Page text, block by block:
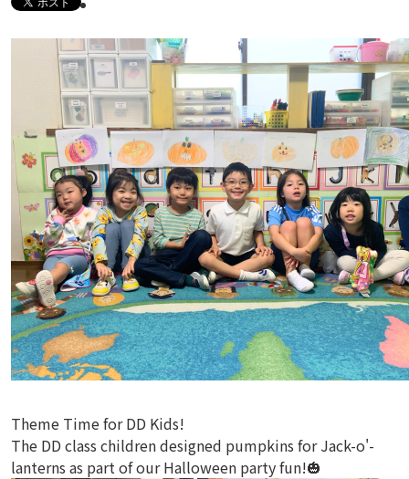
Theme Time for DD Kids!
The DD class children designed pumpkins for Jack-o'-
lanterns as part of our Halloween party fun!🎃